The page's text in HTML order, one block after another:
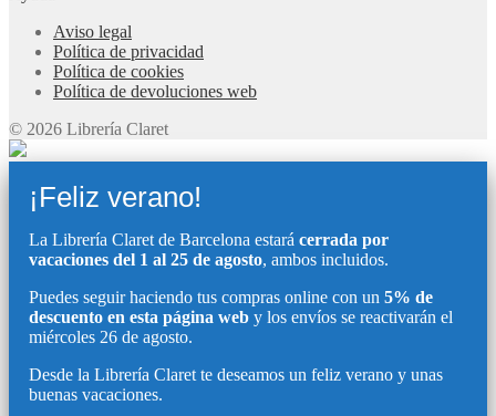
Aviso legal
Política de privacidad
Política de cookies
Política de devoluciones web
© 2026 Librería Claret
¡Feliz verano!
La Librería Claret de Barcelona estará cerrada por
vacaciones del 1 al 25 de agosto, ambos incluidos.
Puedes seguir haciendo tus compras online con un 5% de
descuento en esta página web y los envíos se reactivarán el
miércoles 26 de agosto.
Desde la Librería Claret te deseamos un feliz verano y unas
buenas vacaciones.